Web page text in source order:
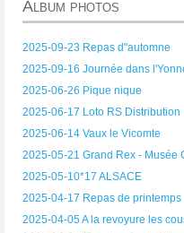
Album photos
2025-09-23 Repas d"automne
2025-09-16 Journée dans
2025-06-26 Pique nique
2025-06-17 Loto RS Distribution
2025-06-14 Vaux le Vicomte
2025-05-21 Grand Rex - Musée
2025-05-10*17 ALSACE
2025-04-17 Repas de printemps
2025-04-05 A la revoyure les